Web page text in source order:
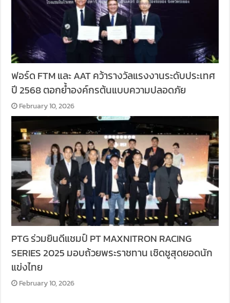
ฟอร์ด FTM และ AAT คว้ารางวัลแรงงานระดับประเทศ
ปี 2568 ตอกย้ำองค์กรต้นแบบความปลอดภัย
February 10, 2026
PTG ร่วมยินดีแชมป์ PT MAXNITRON RACING
SERIES 2025 มอบถ้วยพระราชทาน เชิดชูสุดยอดนัก
แข่งไทย
February 10, 2026